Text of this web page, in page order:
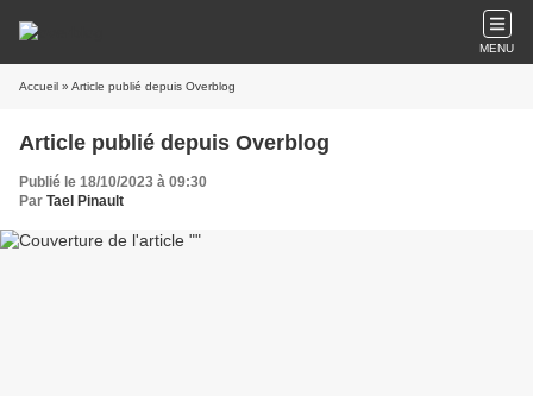
MENU
Accueil » Article publié depuis Overblog
Article publié depuis Overblog
Publié le 18/10/2023 à 09:30
Par Tael Pinault